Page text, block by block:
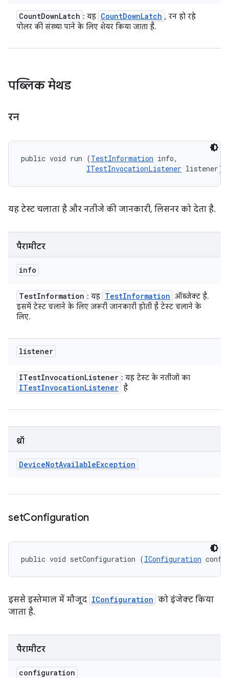
CountDownLatch : यह CountDownLatch , रन हो रहे
पोलर की संख्या पाने के लिए शेयर किया जाता है.
पब्लिक मेथड
रन
public void run (TestInformation info,
ITestInvocationListener listener)
यह टेस्ट चलाता है और नतीजे की जानकारी, लिसनर को देता है.
पैरामीटर
info
TestInformation : यह TestInformation ऑब्जेक्ट है.
इसमें टेस्ट चलाने के लिए ज़रूरी जानकारी होती है टेस्ट चलाने के
लिए.
listener
ITestInvocationListener : यह टेस्ट के नतीजों का
ITestInvocationListener है
थ्रॉ
DeviceNotAvailableException
setConfiguration
public void setConfiguration (IConfiguration
इससे इस्तेमाल में मौजूद IConfiguration को इंजेक्ट किया
जाता है.
पैरामीटर
configuration